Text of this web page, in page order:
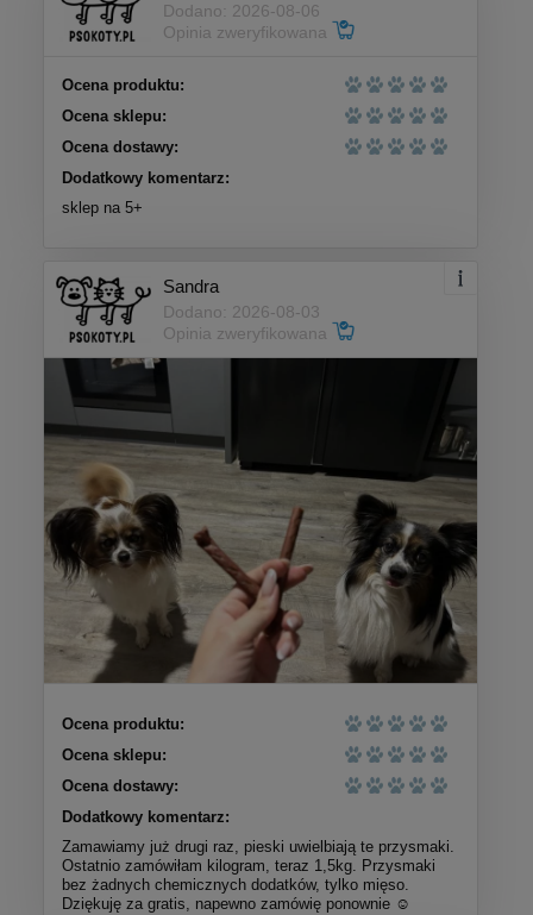
Dodano: 2026-08-06
Opinia zweryfikowana
Ocena produktu:
Ocena sklepu:
Ocena dostawy:
Dodatkowy komentarz:
sklep na 5+
Sandra
Dodano: 2026-08-03
Opinia zweryfikowana
Ocena produktu:
Ocena sklepu:
Ocena dostawy:
Dodatkowy komentarz:
Zamawiamy już drugi raz, pieski uwielbiają te przysmaki.
Ostatnio zamówiłam kilogram, teraz 1,5kg. Przysmaki
bez żadnych chemicznych dodatków, tylko mięso.
Dziękuję za gratis, napewno zamówię ponownie ☺️